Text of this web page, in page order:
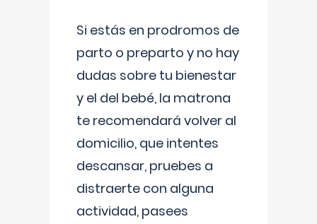
Si estás en prodromos de
parto o preparto y no hay
dudas sobre tu bienestar
y el del bebé, la matrona
te recomendará volver al
domicilio, que intentes
descansar, pruebes a
distraerte con alguna
actividad, pasees